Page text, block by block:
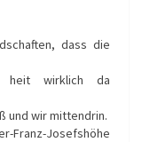
dass die
heit wirklich da
und wir mittendrin.
Franz-Josefshöhe